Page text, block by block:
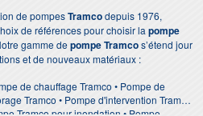
de pompesTramcodepuis 1976,
de références pour choisir la pompe
gamme depompe Tramcos’étend jour
et de nouveaux matériaux :
de chauffage Tramco • Pompe de
Tramco • Pompe d'intervention Tramco
Tramco pour inondation • Pompe